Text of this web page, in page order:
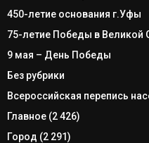
450-летие основания г.Уфы
75-летие Победы в Великой
9 мая – День Победы
Без рубрики
Всероссийская перепись
Главное (2 426)
Город (2 291)